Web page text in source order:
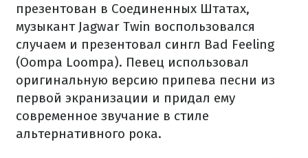
презентован в Соединенных Штатах,
музыкант Jagwar Twin воспользовался
случаем и презентовал сингл Bad Feeling
(Oompa Loompa). Певец использовал
оригинальную версию припева песни из
первой экранизации и придал ему
современное звучание в стиле
альтернативного рока.